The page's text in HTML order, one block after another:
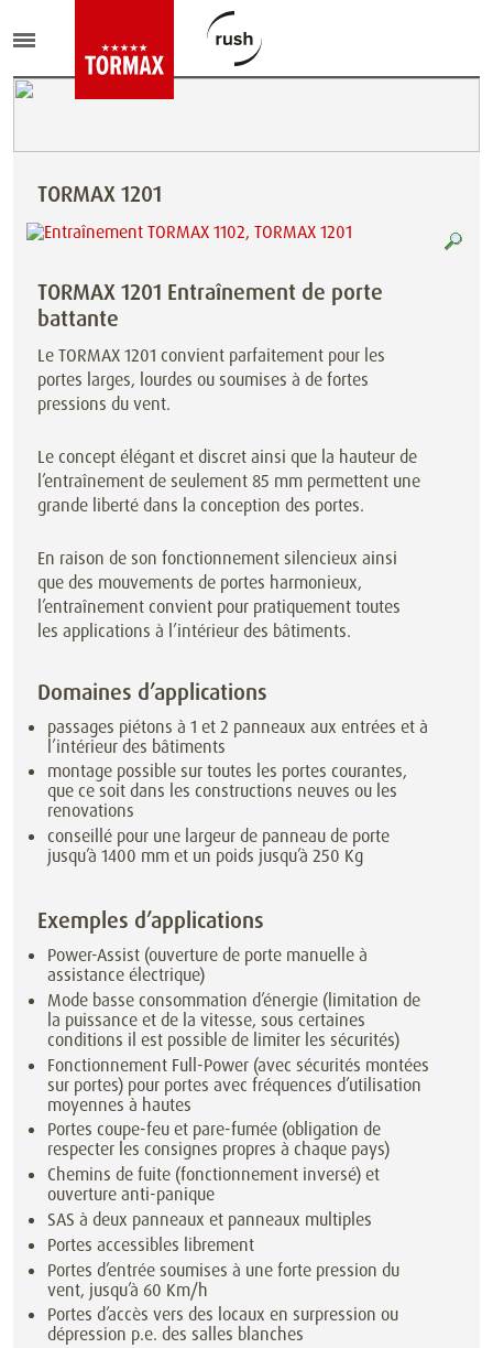
TORMAX 1201
TORMAX 1201 Entraînement de porte
battante
Le TORMAX 1201 convient parfaitement pour les
portes larges, lourdes ou soumises à de fortes
pressions du vent.
Le concept élégant et discret ainsi que la hauteur de
l’entraînement de seulement 85 mm permettent une
grande liberté dans la conception des portes.
En raison de son fonctionnement silencieux ainsi
que des mouvements de portes harmonieux,
l’entraînement convient pour pratiquement toutes
les applications à l’intérieur des bâtiments.
Domaines d’applications
passages piétons à 1 et 2 panneaux aux entrées et à
l’intérieur des bâtiments
montage possible sur toutes les portes courantes,
que ce soit dans les constructions neuves ou les
renovations
conseillé pour une largeur de panneau de porte
jusqu’à 1400 mm et un poids jusqu’à 250 Kg
Exemples d’applications
Power-Assist (ouverture de porte manuelle à
assistance électrique)
Mode basse consommation d’énergie (limitation de
la puissance et de la vitesse, sous certaines
conditions il est possible de limiter les sécurités)
Fonctionnement Full-Power (avec sécurités montées
sur portes) pour portes avec fréquences d’utilisation
moyennes à hautes
Portes coupe-feu et pare-fumée (obligation de
respecter les consignes propres à chaque pays)
Chemins de fuite (fonctionnement inversé) et
ouverture anti-panique
SAS à deux panneaux et panneaux multiples
Portes accessibles librement
Portes d’entrée soumises à une forte pression du
vent, jusqu’à 60 Km/h
Portes d’accès vers des locaux en surpression ou
dépression p.e. des salles blanches